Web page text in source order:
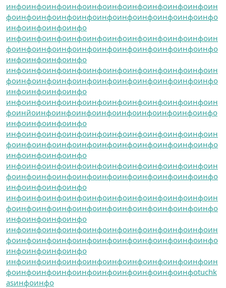
инфоинфоинфоинфоинфоинфоинфоинфоинфоинфоин
фоинфоинфоинфоинфоинфоинфоинфоинфоинфоинфо
инфоинфоинфоинфо
инфоинфоинфоинфоинфоинфоинфоинфоинфоинфоин
фоинфоинфоинфоинфоинфоинфоинфоинфоинфоинфо
инфоинфоинфоинфо
инфоинфоинфоинфоинфоинфоинфоинфоинфоинфоин
фоинфоинфоинфоинфоинфоинфоинфоинфоинфоинфо
инфоинфоинфоинфо
инфоинфоинфоинфоинфоинфоинфоинфоинфоинфоин
фоинйоинфоинфоинфоинфоинфоинфоинфоинфоинфо
инфоинфоинфоинфо
инфоинфоинфоинфоинфоинфоинфоинфоинфоинфоин
фоинфоинфоинфоинфоинфоинфоинфоинфоинфоинфо
инфоинфоинфоинфо
инфоинфоинфоинфоинфоинфоинфоинфоинфоинфоин
фоинфоинфоинфоинфоинфоинфоинфоинфоинфоинфо
инфоинфоинфоинфо
инфоинфоинфоинфоинфоинфоинфоинфоинфоинфоин
фоинфоинфоинфоинфоинфоинфоинфоинфоинфоинфо
инфоинфоинфоинфо
инфоинфоинфоинфоинфоинфоинфоинфоинфоинфоин
фоинфоинфоинфоинфоинфоинфоинфоинфоинфоинфо
инфоинфоинфоинфо
инфоинфоинфоинфоинфоинфоинфоинфоинфоинфоин
фоинфоинфоинфоинфоинфоинфоинфоинфоинфоtuchk
asинфоинфо